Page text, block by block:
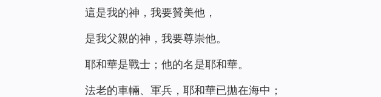
這是我的神，我要贊美他，
是我父親的神，我要尊崇他。
耶和華是戰士；他的名是耶和華。
法老的車輛、軍兵，耶和華已拋在海中；